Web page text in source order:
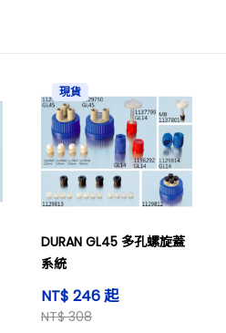
現貨
DURAN GL45 多孔螺旋蓋
系統
NT$ 246 起
NT$ 308